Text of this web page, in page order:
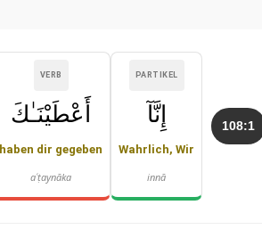
108:1
PARTIKEL
إِنَّآ
Wahrlich, Wir
innā
VERB
أَعْطَيْنَـٰكَ
haben dir gegeben
aʿṭaynāka